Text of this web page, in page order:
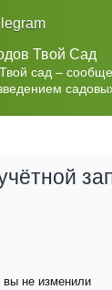
Твой Сад
сад –
не изменили